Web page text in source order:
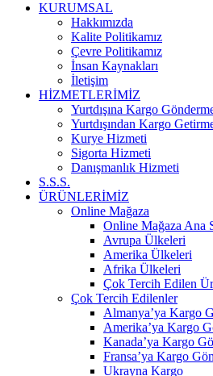
KURUMSAL
Hakkımızda
Kalite Politikamız
Çevre Politikamız
İnsan Kaynakları
İletişim
HİZMETLERİMİZ
Yurtdışına Kargo
Yurtdışından Kargo
Kurye Hizmeti
Sigorta Hizmeti
Danışmanlık Hizmeti
S.S.S.
ÜRÜNLERİMİZ
Online Mağaza
Online Mağaza Ana
Avrupa Ülkeleri
Amerika Ülkeleri
Afrika Ülkeleri
Çok Tercih Edilen
Çok Tercih Edilenler
Almanya’ya Kargo
Amerika’ya Kargo
Kanada’ya Kargo
Fransa’ya Kargo
Ukrayna Kargo